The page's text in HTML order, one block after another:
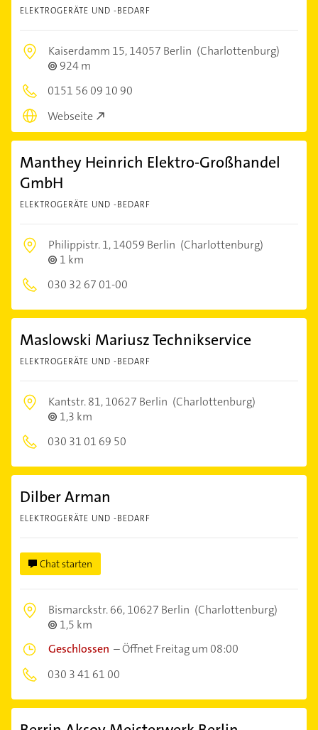
ELEKTROGERÄTE UND -BEDARF
Kaiserdamm 15,14057 Berlin (Charlottenburg)
924 m
0151 56 09 10 90
Webseite
Manthey Heinrich Elektro-Großhandel
GmbH
ELEKTROGERÄTE UND -BEDARF
Philippistr. 1,14059 Berlin (Charlottenburg)
1 km
030 32 67 01-00
Maslowski Mariusz Technikservice
ELEKTROGERÄTE UND -BEDARF
Kantstr. 81,10627 Berlin (Charlottenburg)
1,3 km
030 31 01 69 50
Dilber Arman
ELEKTROGERÄTE UND -BEDARF
Chat starten
Bismarckstr. 66,10627 Berlin (Charlottenburg)
1,5 km
Geschlossen –Öffnet Freitag um 08:00
030 3 41 61 00